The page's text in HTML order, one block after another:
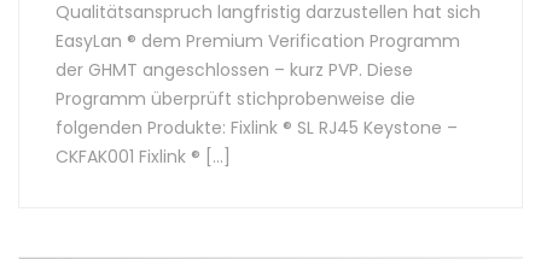
Qualitätsanspruch langfristig darzustellen hat sich
EasyLan ® dem Premium Verification Programm
der GHMT angeschlossen – kurz PVP. Diese
Programm überprüft stichprobenweise die
folgenden Produkte: Fixlink ® SL RJ45 Keystone –
CKFAK001 Fixlink ® […]